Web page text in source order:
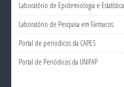
Laboratório de Epidemiologia e Estatística
Laboratório de Pesquisa em Fármacos
Portal de periodicos da CAPES
Portal de Periódicos da UNIFAP